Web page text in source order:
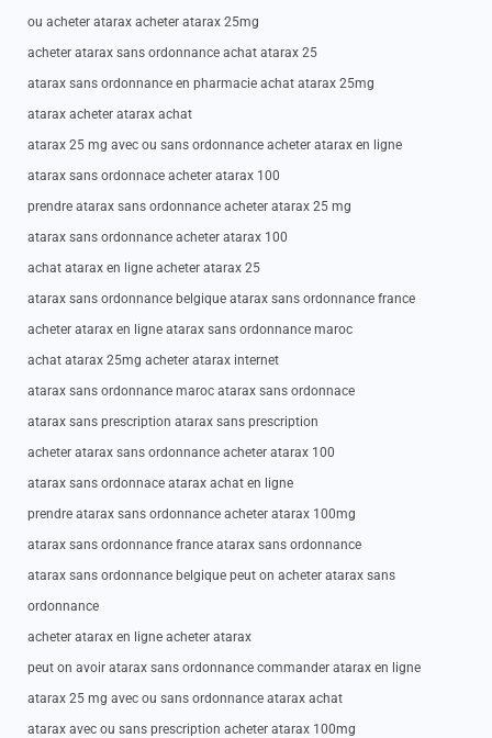
ou acheter atarax acheter atarax 25mg
acheter atarax sans ordonnance achat atarax 25
atarax sans ordonnance en pharmacie achat atarax 25mg
atarax acheter atarax achat
atarax 25 mg avec ou sans ordonnance acheter atarax en ligne
atarax sans ordonnace acheter atarax 100
prendre atarax sans ordonnance acheter atarax 25 mg
atarax sans ordonnance acheter atarax 100
achat atarax en ligne acheter atarax 25
atarax sans ordonnance belgique atarax sans ordonnance france
acheter atarax en ligne atarax sans ordonnance maroc
achat atarax 25mg acheter atarax internet
atarax sans ordonnance maroc atarax sans ordonnace
atarax sans prescription atarax sans prescription
acheter atarax sans ordonnance acheter atarax 100
atarax sans ordonnace atarax achat en ligne
prendre atarax sans ordonnance acheter atarax 100mg
atarax sans ordonnance france atarax sans ordonnance
atarax sans ordonnance belgique peut on acheter atarax sans
ordonnance
acheter atarax en ligne acheter atarax
peut on avoir atarax sans ordonnance commander atarax en ligne
atarax 25 mg avec ou sans ordonnance atarax achat
atarax avec ou sans prescription acheter atarax 100mg